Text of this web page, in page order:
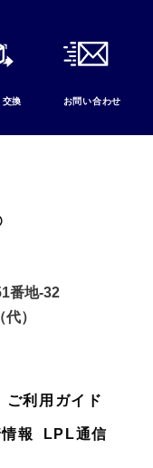
交換 お問い合わせ
番地-32
）
ご利用ガイド
報 LPL通信